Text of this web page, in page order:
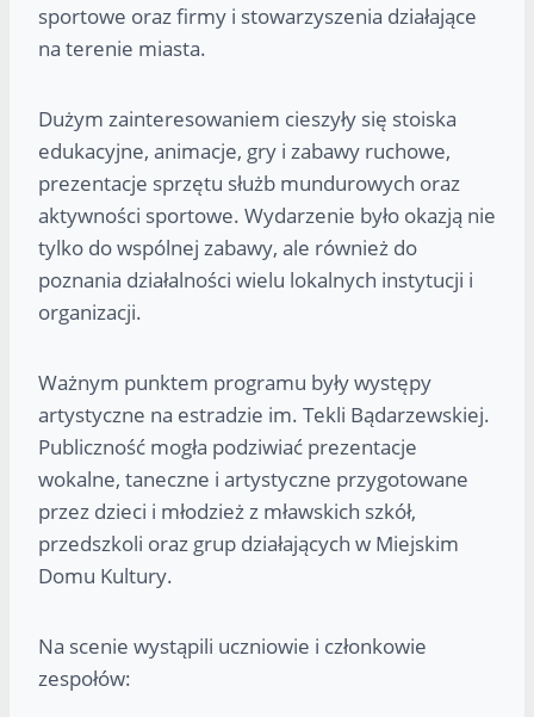
sportowe oraz firmy i stowarzyszenia działające
na terenie miasta.
Dużym zainteresowaniem cieszyły się stoiska
edukacyjne, animacje, gry i zabawy ruchowe,
prezentacje sprzętu służb mundurowych oraz
aktywności sportowe. Wydarzenie było okazją nie
tylko do wspólnej zabawy, ale również do
poznania działalności wielu lokalnych instytucji i
organizacji.
Ważnym punktem programu były występy
artystyczne na estradzie im. Tekli Bądarzewskiej.
Publiczność mogła podziwiać prezentacje
wokalne, taneczne i artystyczne przygotowane
przez dzieci i młodzież z mławskich szkół,
przedszkoli oraz grup działających w Miejskim
Domu Kultury.
Na scenie wystąpili uczniowie i członkowie
zespołów: